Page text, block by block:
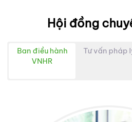
Hội đồng
Ban điều hành
VNHR
Tư vấn pháp